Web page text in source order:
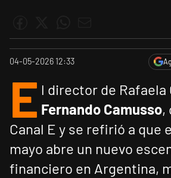
04-05-2026 12:33
E l director de Rafaela
Fernando Camusso,
Canal E y se refirió a que
mayo abre un nuevo
financiero en Argentina,